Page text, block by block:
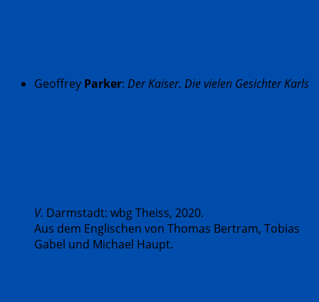
Geoffrey Parker: Der Kaiser. Die vielen Gesichter Karls
V. Darmstadt: wbg Theiss, 2020.
Aus dem Englischen von Thomas Bertram, Tobias
Gabel und Michael Haupt.